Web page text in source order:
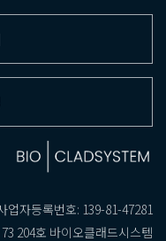
업자등록번호: 139-81-47281
204호 바이오클래드시스템